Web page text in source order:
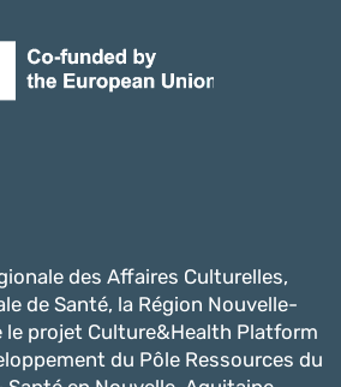
des Affaires Culturelles,
de Santé, la Région Nouvelle-
le projet Culture&Health Platform
du Pôle Ressources du